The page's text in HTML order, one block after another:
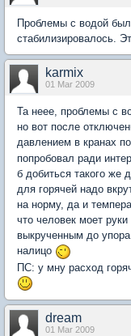
Проблемы с водой
стабилизировалось.
karmix
01 Mar 2009
Та неее, проблемы с
но вот после
давлением в кранах
попробовал ради
б добиться такого же
для горячей надо
на норму, да и
что человек моет
выкрученным до
налицо
ПС: у мну расход
dream
01 Mar 2009